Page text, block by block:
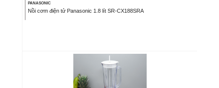
PANASONIC
Nồi cơm điện tử Panasonic 1.8 lít SR-CX188SRA